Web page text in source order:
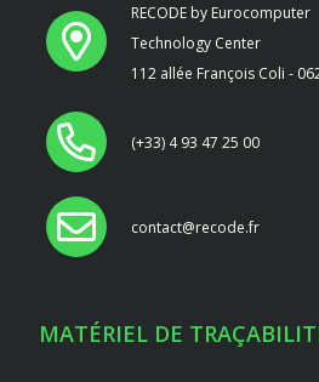
RECODE by Eurocomputer
Technology Center
112 allée François Coli -
(+33) 4 93 47 25 00
contact@recode.fr
MATÉRIEL DE